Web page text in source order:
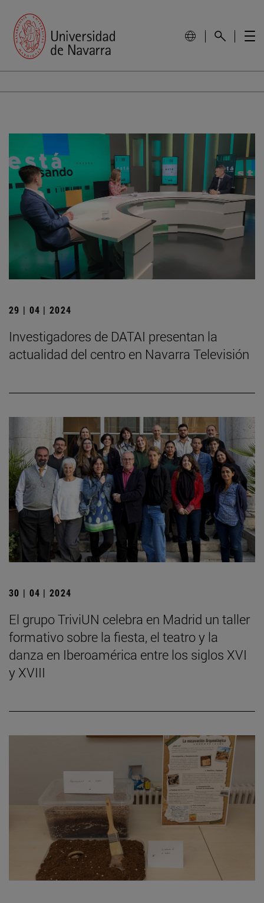
29 | 04 | 2024
Investigadores de DATAI presentan la
actualidad del centro en Navarra Televisión
30 | 04 | 2024
El grupo TriviUN celebra en Madrid un taller
formativo sobre la fiesta, el teatro y la
danza en Iberoamérica entre los siglos XVI
y XVIII